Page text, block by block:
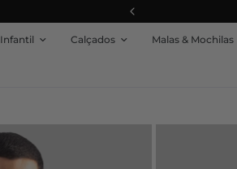
Infantil Calçados Malas & Mochilas